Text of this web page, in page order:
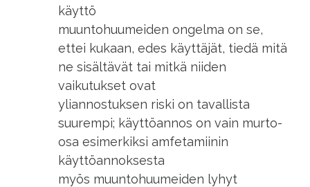
käyttö
muuntohuumeiden ongelma on se,
ettei kukaan, edes käyttäjät, tiedä mitä
ne sisältävät tai mitkä niiden
vaikutukset ovat
yliannostuksen riski on tavallista
suurempi; käyttöannos on vain murto-
osa esimerkiksi amfetamiinin
käyttöannoksesta
myös muuntohuumeiden lyhyt